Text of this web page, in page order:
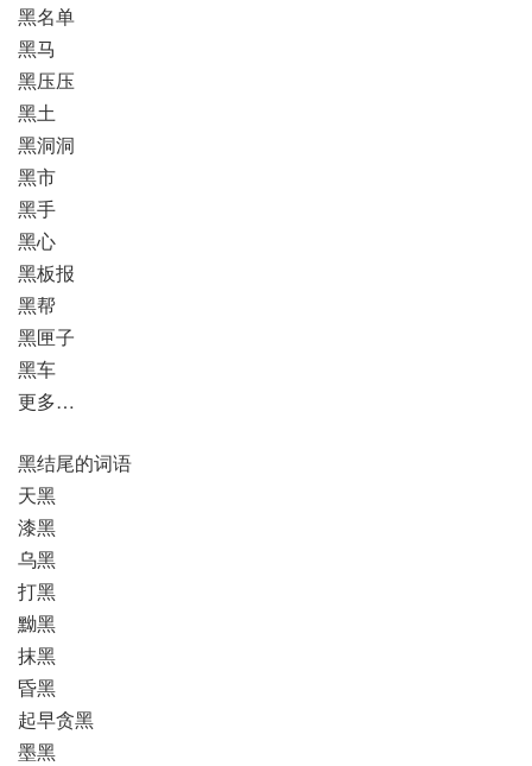
黑名单
黑马
黑压压
黑土
黑洞洞
黑市
黑手
黑心
黑板报
黑帮
黑匣子
黑车
更多…
黑结尾的词语
天黑
漆黑
乌黑
打黑
黝黑
抹黑
昏黑
起早贪黑
墨黑